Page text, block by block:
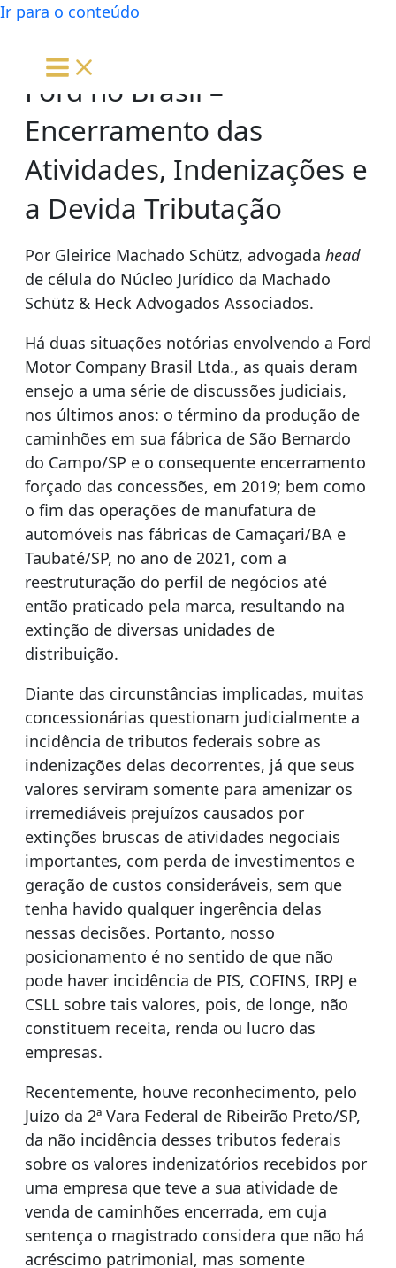
Ir para o conteúdo
Ford no Brasil –
Encerramento das
Atividades, Indenizações e
a Devida Tributação
Por Gleirice Machado Schütz, advogada head
de célula do Núcleo Jurídico da Machado
Schütz & Heck Advogados Associados.
Há duas situações notórias envolvendo a Ford
Motor Company Brasil Ltda., as quais deram
ensejo a uma série de discussões judiciais,
nos últimos anos: o término da produção de
caminhões em sua fábrica de São Bernardo
do Campo/SP e o consequente encerramento
forçado das concessões, em 2019; bem como
o fim das operações de manufatura de
automóveis nas fábricas de Camaçari/BA e
Taubaté/SP, no ano de 2021, com a
reestruturação do perfil de negócios até
então praticado pela marca, resultando na
extinção de diversas unidades de
distribuição.
Diante das circunstâncias implicadas, muitas
concessionárias questionam judicialmente a
incidência de tributos federais sobre as
indenizações delas decorrentes, já que seus
valores serviram somente para amenizar os
irremediáveis prejuízos causados por
extinções bruscas de atividades negociais
importantes, com perda de investimentos e
geração de custos consideráveis, sem que
tenha havido qualquer ingerência delas
nessas decisões. Portanto, nosso
posicionamento é no sentido de que não
pode haver incidência de PIS, COFINS, IRPJ e
CSLL sobre tais valores, pois, de longe, não
constituem receita, renda ou lucro das
empresas.
Recentemente, houve reconhecimento, pelo
Juízo da 2ª Vara Federal de Ribeirão Preto/SP,
da não incidência desses tributos federais
sobre os valores indenizatórios recebidos por
uma empresa que teve a sua atividade de
venda de caminhões encerrada, em cuja
sentença o magistrado considera que não há
acréscimo patrimonial, mas somente